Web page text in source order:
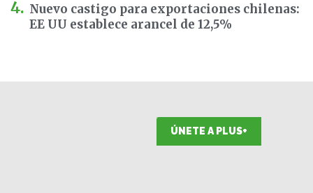
Nuevo castigo para exportaciones chilenas:
EE UU establece arancel de 12,5%
ÚNETE A PLUS+